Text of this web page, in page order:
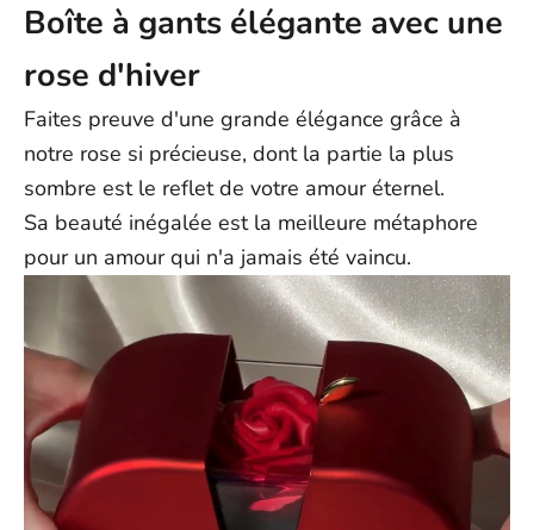
Boîte à gants élégante avec une
rose d'hiver
Faites preuve d'une grande élégance grâce à
notre rose si précieuse, dont la partie la plus
sombre est le reflet de votre amour éternel.
Sa beauté inégalée est la meilleure métaphore
pour un amour qui n'a jamais été vaincu.